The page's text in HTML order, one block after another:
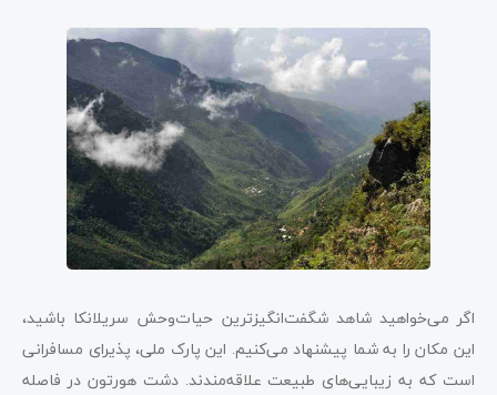
اگر می‌خواهید شاهد شگفت‌انگیزترین حیات‌وحش سریلانکا باشید،
این مکان را به شما پیشنهاد می‌کنیم. این پارک ملی، پذیرای مسافرانی
است که به زیبایی‌های طبیعت علاقه‌مندند. دشت هورتون در فاصله